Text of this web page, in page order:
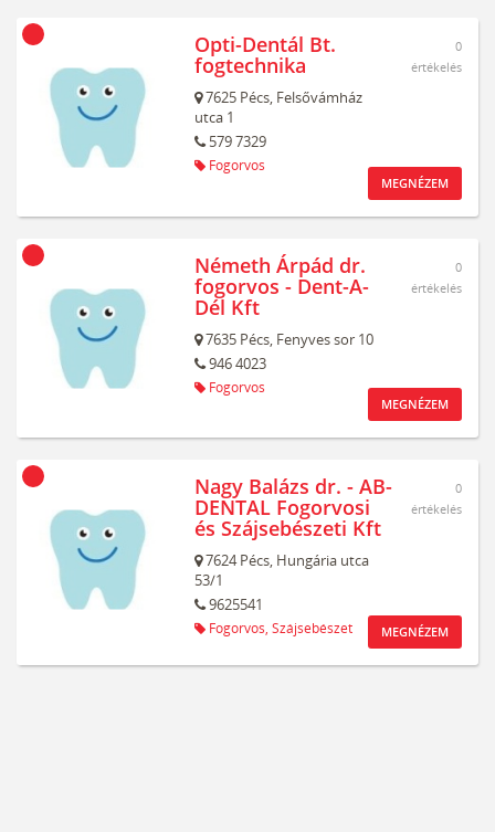
Opti-Dentál Bt.
fogtechnika
7625 Pécs, Felsővámház
utca 1
579 7329
Fogorvos
0
értékelés
MEGNÉZEM
Németh Árpád dr.
fogorvos - Dent-A-
Dél Kft
7635 Pécs, Fenyves sor 10
946 4023
Fogorvos
0
értékelés
MEGNÉZEM
Nagy Balázs dr. - AB-
DENTAL Fogorvosi
és Szájsebészeti Kft
7624 Pécs, Hungária utca
53/1
9625541
Fogorvos, Szájsebészet
0
értékelés
MEGNÉZEM